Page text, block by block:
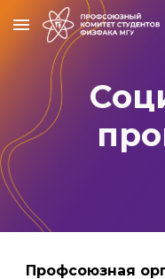
Skip to main content
Профсоюзная